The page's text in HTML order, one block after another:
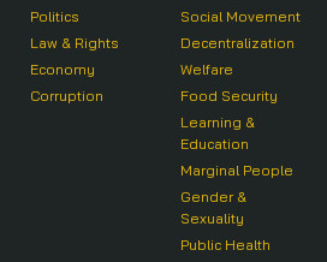
Politics
Law & Rights
Economy
Corruption
Social Movement
Decentralization
Welfare
Food Security
Learning &
Education
Marginal People
Gender &
Sexuality
Public Health